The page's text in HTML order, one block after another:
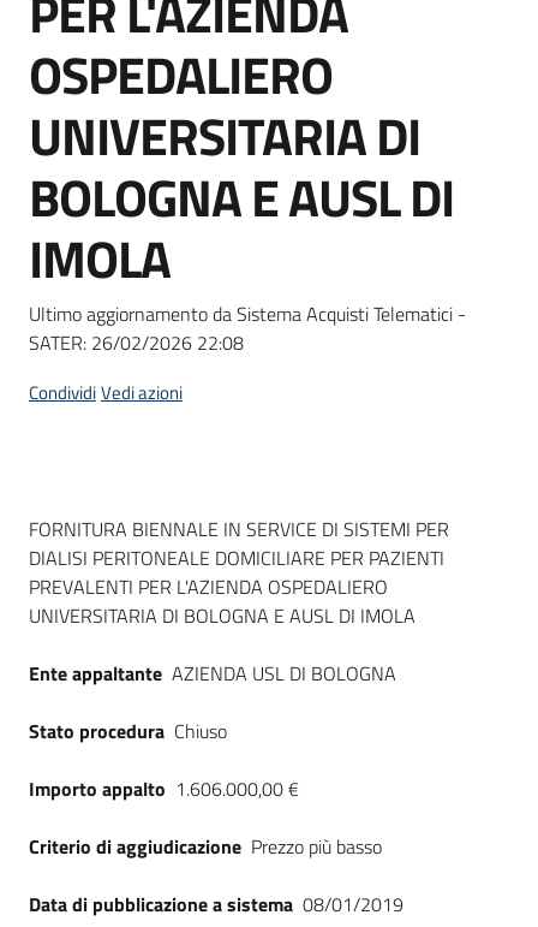
English
site
Seguici
su
OSPEDALIERO
UNIVERSITARIA DI
BOLOGNA E AUSL DI
IMOLA
Ultimo aggiornamento da Sistema Acquisti Telematici -
SATER: 26/02/2026 22:08
CondividiVedi azioni
Dati del bando
FORNITURA BIENNALE IN SERVICE DI SISTEMI PER
DIALISI PERITONEALE DOMICILIARE PER PAZIENTI
PREVALENTI PER L'AZIENDA OSPEDALIERO
UNIVERSITARIA DI BOLOGNA E AUSL DI IMOLA
Ente appaltante AZIENDA USL DI BOLOGNA
Stato procedura Chiuso
Importo appalto 1.606.000,00 €
Criterio di aggiudicazione Prezzo più basso
Data di pubblicazione a sistema 08/01/2019